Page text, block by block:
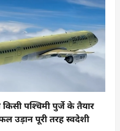
पश्चिमी पुर्जे के तैयार
उड़ान पूरी तरह स्वदेशी